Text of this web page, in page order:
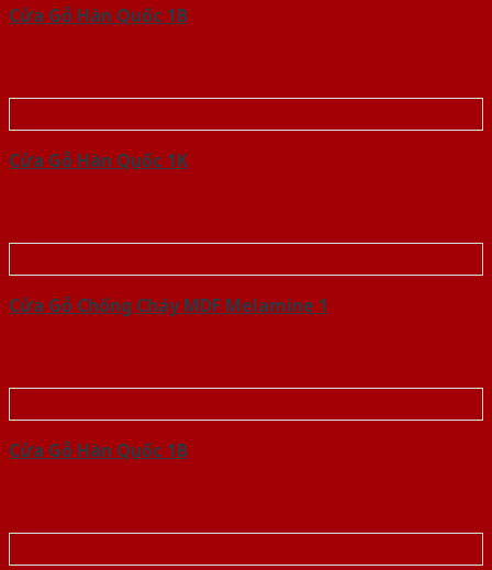
Cửa Gỗ Hàn Quốc 1B
Cửa Gỗ Hàn Quốc 1K
Cửa Gỗ Chống Cháy MDF Melamine 1
Cửa Gỗ Hàn Quốc 1B